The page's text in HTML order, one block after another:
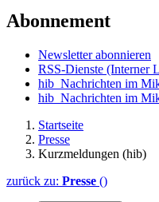
Abonnement
Newsletter abonnieren
RSS-Dienste (Interner
hib_Nachrichten im
hib_Nachrichten im
Startseite
Presse
Kurzmeldungen (hib)
zurück zu: Presse ()